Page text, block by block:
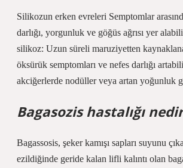
Silikozun erken evreleri Semptomlar
darlığı, yorgunluk ve göğüs ağrısı yer
silikoz: Uzun süreli maruziyetten
öksürük semptomları ve nefes darlığı
akciğerlerde nodüller veya artan yoğunluk
Bagasozis hastalığı
Bagassosis, şeker kamışı sapları suyunu
ezildiğinde geride kalan lifli kalıntı olan